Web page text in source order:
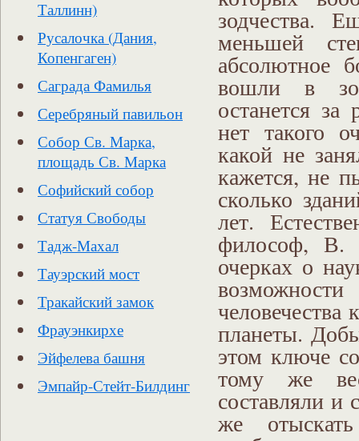
Таллинн)
Русалочка (Дания,
Копенгаген)
Саграда Фамилья
Серебряный павильон
Собор Св. Марка,
площадь Св. Марка
Софийский собор
Статуя Свободы
Тадж-Махал
Тауэрский мост
Тракайский замок
Фрауэнкирхе
Эйфелева башня
Эмпайр-Стейт-Билдинг
зодчества.
меньшей
абсолютное
вошли в
останется за
нет такого
какой не
кажется, не
сколько
лет.
философ, В.
очерках о
человечества
планеты.
этом ключе
тому же
составляли и
же